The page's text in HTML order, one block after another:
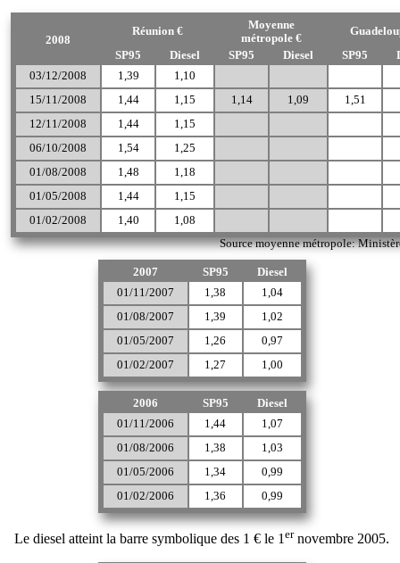
2008
Réunion €
Moyenne
métropole €
SP95
Diesel SP95 Diesel SP95
03/12/2008
1,39
1,10
15/11/2008
1,44 1,15 1,14 1,09
1,51
12/11/2008
1,44
1,15
06/10/2008
1,54
1,25
01/08/2008
1,48
1,18
01/05/2008
1,44
1,15
01/02/2008
1,40
1,08
Source moyenne métropole:
2007 SP95
Diesel
01/11/2007
1,38
1,04
01/08/2007
1,39
1,02
01/05/2007
1,26
0,97
01/02/2007
1,27 1,00
2006 SP95
Diesel
01/11/2006
1,44
1,07
01/08/2006
1,38
1,03
01/05/2006
1,34
0,99
01/02/2006
1,36 0,99
Le diesel atteint la barre symbolique des 1 € le 1ernovembre 2005.